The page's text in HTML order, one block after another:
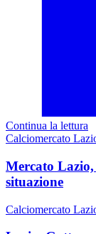
Continua la lettura
Calciomercato
Mercato
situazione
Calciomercato